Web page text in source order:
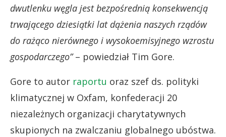
dwutlenku węgla jest bezpośrednią konsekwencją
trwającego dziesiątki lat dążenia naszych rządów
do rażąco nierównego i wysokoemisyjnego wzrostu
gospodarczego”– powiedział Tim Gore.
Gore to autor raportu oraz szef ds. polityki
klimatycznej w Oxfam, konfederacji 20
niezależnych organizacji charytatywnych
skupionych na zwalczaniu globalnego ubóstwa.